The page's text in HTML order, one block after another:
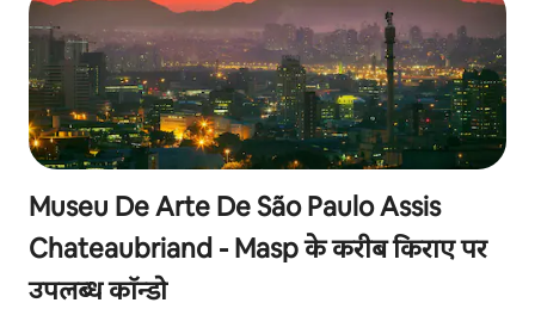
Museu De Arte De São Paulo Assis
Chateaubriand - Masp के करीब किराए पर
उपलब्ध कॉन्डो